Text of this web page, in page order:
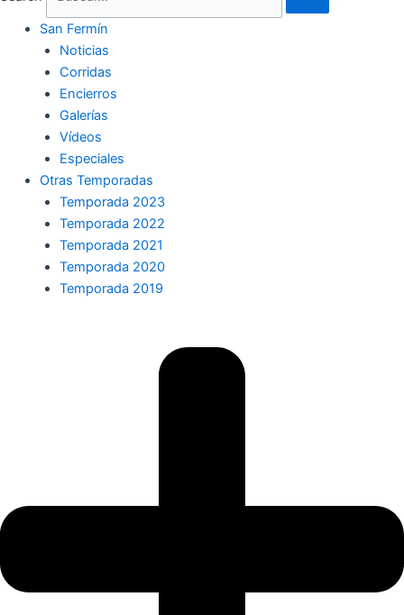
San Fermín
Noticias
Corridas
Encierros
Galerías
Vídeos
Especiales
Otras Temporadas
Temporada 2023
Temporada 2022
Temporada 2021
Temporada 2020
Temporada 2019